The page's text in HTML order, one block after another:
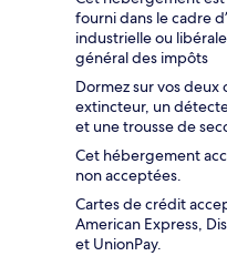
fourni dans le cadre
industrielle ou
général des impôts
Dormez sur vos deux
extincteur, un
et une trousse de
Cet hébergement
non acceptées.
Cartes de crédit
American Express,
et UnionPay.